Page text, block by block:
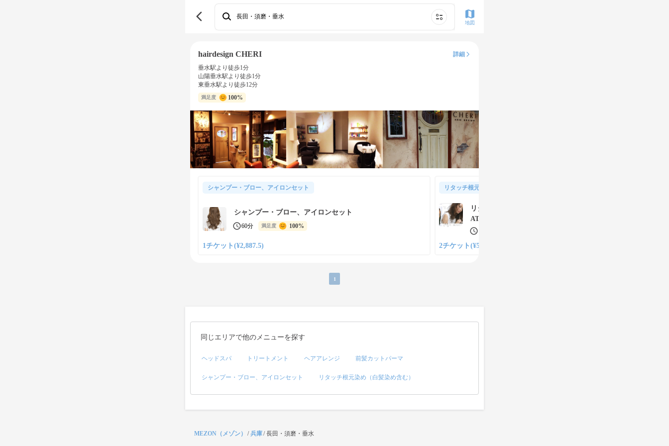
長田・須磨・垂水
地図
hairdesign CHERI
詳細
垂水駅より徒歩1分
山陽垂水駅より徒歩1分
東垂水駅より徒歩12分
満足度 100%
シャンプー・ブロー、アイロンセット
シャンプー・ブロー、アイロンセット
60分 満足度 100%
1チケット(¥2,887.5)
リタッチ根元染め（白髪染め含む）
リタッチ＆グローバルMILBONトリーメント REPAIR HE
AT（通常価格:16,000円）
2チケット(¥5,775)
1
同じエリアで他のメニューを探す
ヘッドスパ トリートメント ヘアアレンジ 前髪カットパーマ
シャンプー・ブロー、アイロンセット リタッチ根元染め（白髪染め含む）
MEZON（メゾン） /兵庫/長田・須磨・垂水